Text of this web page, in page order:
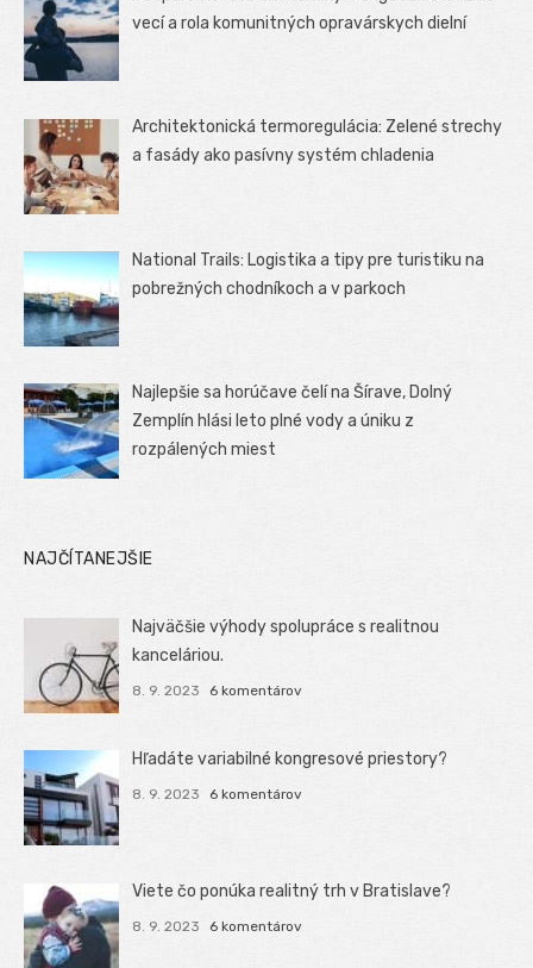
vecí a rola komunitných opravárskych dielní
Architektonická termoregulácia: Zelené strechy
a fasády ako pasívny systém chladenia
National Trails: Logistika a tipy pre turistiku na
pobrežných chodníkoch a v parkoch
Najlepšie sa horúčave čelí na Šírave, Dolný
Zemplín hlási leto plné vody a úniku z
rozpálených miest
NAJČÍTANEJŠIE
Najväčšie výhody spolupráce s realitnou
kanceláriou.
8. 9. 2023 6 komentárov
Hľadáte variabilné kongresové priestory?
8. 9. 2023 6 komentárov
Viete čo ponúka realitný trh v Bratislave?
8. 9. 2023 6 komentárov